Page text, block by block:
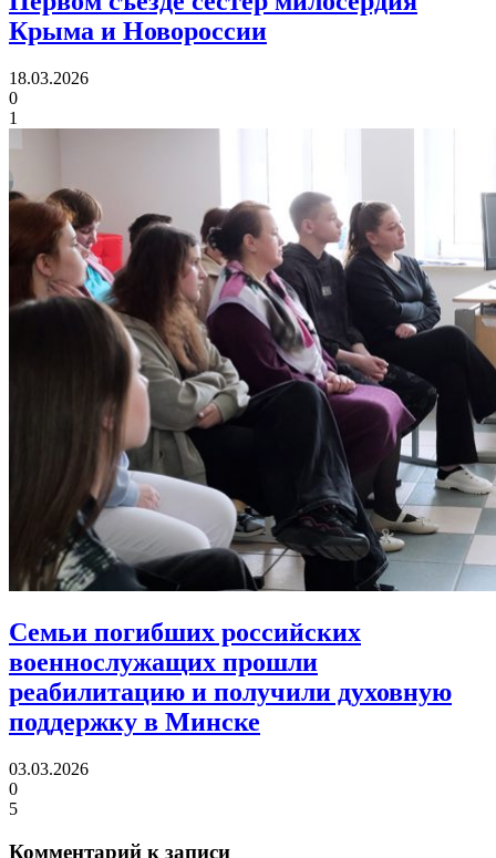
Крыма и Новороссии
18.03.2026
0
1
Семьи погибших российских
военнослужащих прошли
реабилитацию и получили духовную
поддержку в Минске
03.03.2026
0
5
Комментарий к записи